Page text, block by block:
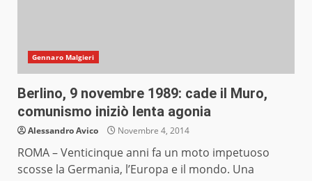
Gennaro Malgieri
Berlino, 9 novembre 1989: cade il Muro,
comunismo iniziò lenta agonia
Alessandro Avico Novembre 4, 2014
ROMA – Venticinque anni fa un moto impetuoso
scosse la Germania, l’Europa e il mondo. Una